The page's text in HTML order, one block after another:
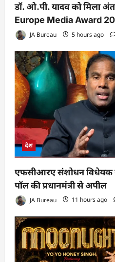
डॉ. ओ.पी. यादव को मिला
Europe Media Award
JA Bureau 5 hours ago
देश
एफसीआरए संशोधन विधेयक
पॉल की प्रधानमंत्री से अपील
JA Bureau 11 hours ago